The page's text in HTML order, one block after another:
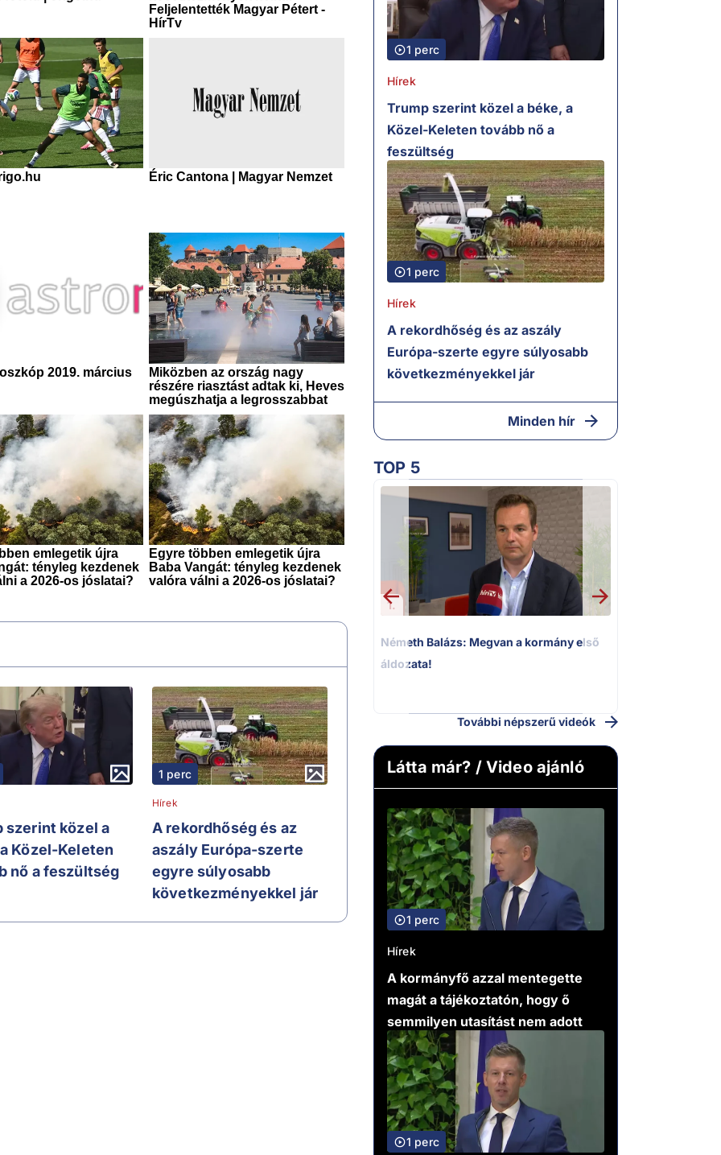
szerint közel a
Közel-Keleten
nő a feszültség
1 perc
Hírek
A rekordhőség és az
aszály Európa-szerte
egyre súlyosabb
következményekkel jár
1 perc
Hírek
Trump szerint közel a béke, a
Közel-Keleten tovább nő a
feszültség
1 perc
Hírek
A rekordhőség és az aszály
Európa-szerte egyre súlyosabb
következményekkel jár
Minden hír
TOP 5
1.
Németh Balázs: Megvan a kormány első
áldozata!
További népszerű videók
Látta már? / Video ajánló
1 perc
Hírek
A kormányfő azzal mentegette
magát a tájékoztatón, hogy ő
semmilyen utasítást nem adott
1 perc